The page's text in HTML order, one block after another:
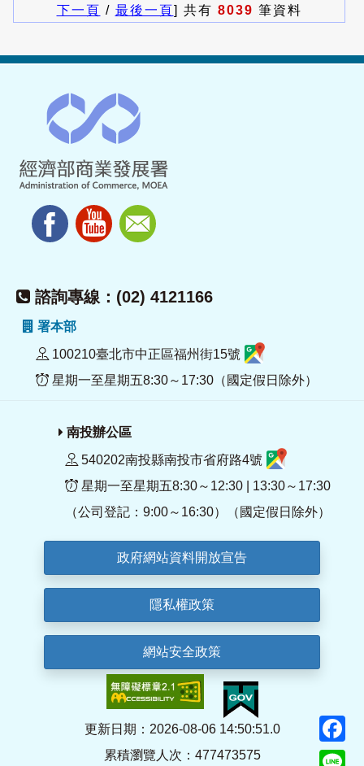
下一頁 / 最後一頁] 共有 8039 筆資料
諮詢專線：(02) 4121166
署本部
100210臺北市中正區福州街15號
星期一至星期五8:30～17:30（國定假日除外）
南投辦公區
540202南投縣南投市省府路4號
星期一至星期五8:30～12:30 | 13:30～17:30
（公司登記：9:00～16:30）（國定假日除外）
政府網站資料開放宣告
隱私權政策
網站安全政策
更新日期：2026-08-06 14:50:51.0
累積瀏覽人次：477473575